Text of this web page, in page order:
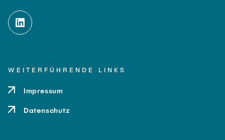
WEITERFÜHRENDE LINKS
Impressum
Datenschutz